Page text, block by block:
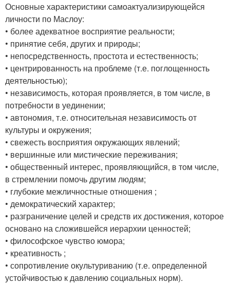
Основные характеристики самоактуализирующейся
личности по Маслоу:
• более адекватное восприятие реальности;
• принятие себя, других и природы;
• непосредственность, простота и естественность;
• центрированность на проблеме (т.е. поглощенность
деятельностью);
• независимость, которая проявляется, в том числе, в
потребности в уединении;
• автономия, т.е. относительная независимость от
культуры и окружения;
• свежесть восприятия окружающих явлений;
• вершинные или мистические переживания;
• общественный интерес, проявляющийся, в том числе,
в стремлении помочь другим людям;
• глубокие межличностные отношения ;
• демократический характер;
• разграничение целей и средств их достижения, которое
основано на сложившейся иерархии ценностей;
• философское чувство юмора;
• креативность ;
• сопротивление окультуриванию (т.е. определенной
устойчивостью к давлению социальных норм).